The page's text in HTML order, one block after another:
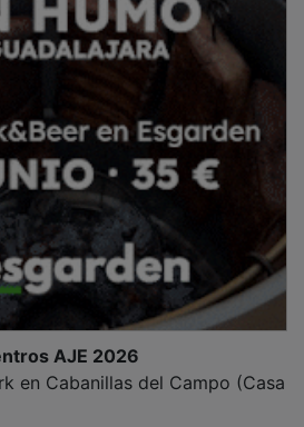
en el Quiosco de la Alameda,
Guadalajara capital (lugar y
en los premios o en las
pueden inscribirse de forma
web de CEOE-Cepyme